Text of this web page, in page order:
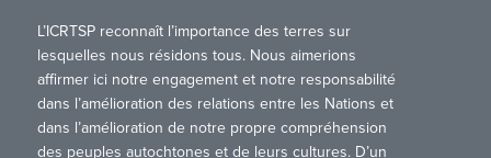
L’ICRTSP reconnaît l’importance des terres sur
lesquelles nous résidons tous. Nous aimerions
affirmer ici notre engagement et notre responsabilité
dans l’amélioration des relations entre les Nations et
dans l’amélioration de notre propre compréhension
des peuples autochtones et de leurs cultures. D’un